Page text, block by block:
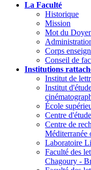
La Faculté
Historique
Mission
Mot du
Corps
Conseil de
Institutions
Institut de
Institut
École
Centre
Centre de
Méditerranée
Laboratoire
Faculté des
Chagoury -